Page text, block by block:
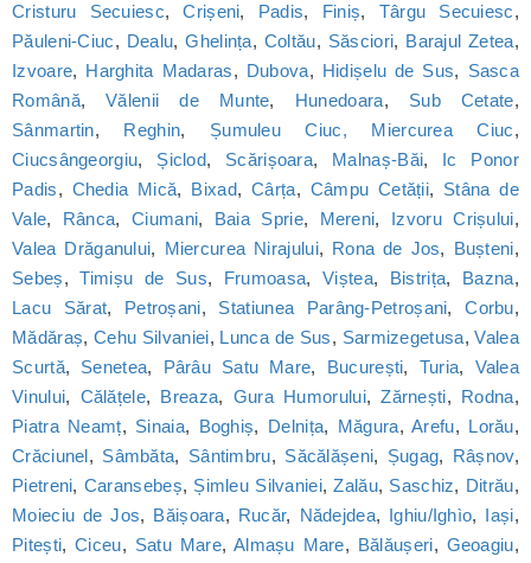
Cristuru Secuiesc,Crișeni, Padis, Finiș, Târgu Secuiesc,
Păuleni-Ciuc, Dealu,Ghelința, Coltău, Săsciori, Barajul Zetea,
Izvoare, Harghita Madaras, Dubova, Hidișelu de Sus, Sasca
Română,Vălenii de Munte, Hunedoara, Sub Cetate,
Sânmartin, Reghin, Șumuleu Ciuc, Miercurea Ciuc,
Ciucsângeorgiu, Șiclod, Scărișoara, Malnaș-Băi, Ic Ponor
Padis, Chedia Mică, Bixad,Cârța, Câmpu Cetății, Stâna de
Vale, Rânca,Ciumani, Baia Sprie, Mereni, Izvoru Crișului,
Valea Drăganului, Miercurea Nirajului, Rona de Jos, Bușteni,
Sebeș,Timișu de Sus, Frumoasa,Viștea, Bistrița, Bazna,
Lacu Sărat, Petroșani, Statiunea Parâng-Petroșani,Corbu,
Mădăraș,Cehu Silvaniei, Lunca de Sus, Sarmizegetusa,Valea
Scurtă, Senetea, Pârâu Satu Mare, București, Turia, Valea
Vinului, Călățele, Breaza, Gura Humorului,Zărnești, Rodna,
Piatra Neamț, Sinaia, Boghiș, Delnița, Măgura,Arefu, Lorău,
Crăciunel, Sâmbăta, Sântimbru, Săcălășeni, Șugag, Râșnov,
Pietreni, Caransebeș, Șimleu Silvaniei,Zalău, Saschiz, Ditrău,
Moieciu de Jos, Băișoara, Rucăr, Nădejdea, Ighiu/Ighìo, Iași,
Pitești,Ciceu, Satu Mare, Almașu Mare, Bălăușeri, Geoagiu,